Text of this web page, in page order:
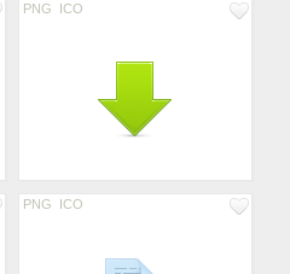
PNG ICO
PNG ICO